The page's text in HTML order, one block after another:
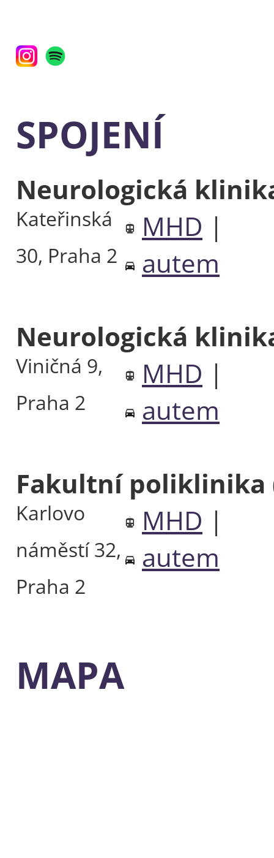
SPOJENÍ
Neurologická
Kateřinská
30, Praha 2
MHD |
autem
Neurologická
Viničná 9,
Praha 2
MHD |
autem
Fakultní poliklinika
Karlovo
náměstí 32,
Praha 2
MHD |
autem
MAPA